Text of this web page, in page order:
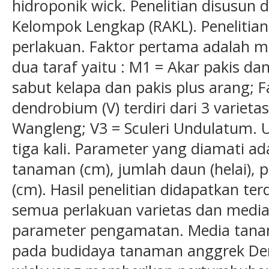
hidroponik wick. Penelitian disusun
Kelompok Lengkap (RAKL).
perlakuan. Faktor pertama adalah
dua taraf yaitu : M1 = Akar pakis
sabut kelapa dan pakis plus arang;
dendrobium (V) terdiri dari 3
Wangleng; V3 = Sculeri Undulatum.
tiga kali. Parameter yang diamati
tanaman (cm), jumlah daun (helai),
(cm). Hasil penelitian didapatkan
semua perlakuan varietas dan
parameter pengamatan. Media
pada budidaya tanaman anggrek